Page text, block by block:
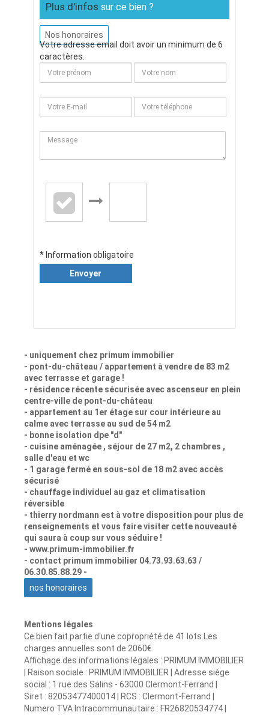
Plus d'infos sur ce bien ?
Nos honoraires
Votre adresse email doit avoir un minimum de 6
caractères.
* Information obligatoire
Envoyer
- uniquement chez primum immobilier
- pont-du-château / appartement à vendre de 83 m2
avec terrasse et garage !
- résidence récente sécurisée avec ascenseur en plein
centre-ville de pont-du-château
- appartement au 1er étage sur cour intérieure au
calme avec terrasse au sud de 54 m2
- bonne isolation dpe "d"
- cuisine aménagée , séjour de 27 m2, 2 chambres ,
salle d'eau et wc
- 1 garage fermé en sous-sol de 18 m2 avec accès
sécurisé
- chauffage individuel au gaz et climatisation
réversible
- thierry nordmann est à votre disposition pour plus de
renseignements et vous faire visiter cette nouveauté
qui saura à coup sur vous séduire !
- www.primum-immobilier.fr
- contact primum immobilier 04.73.93.63.63 /
06.30.85.88.29 -
nos honoraires
Mentions légales
Ce bien fait partie d'une copropriété de 41 lots.Les
charges annuelles sont de 2060€.
Affichage des informations légales : PRIMUM IMMOBILIER
| Raison sociale : PRIMUM IMMOBILIER | Adresse siège
social : 1 rue des Salins - 63000 Clermont-Ferrand |
Siret : 82053477400014 | RCS : Clermont-Ferrand |
Numero TVA Intracommunautaire : FR26820534774 |